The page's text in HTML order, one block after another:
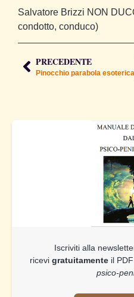
Iscriviti alla
ricevi gratuitamente il PDF
psico-
Salvatore Brizzi NON
condotto, conduco)
PRECEDENTE
Pinocchio parabola esoterica